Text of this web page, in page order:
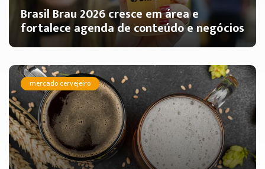
Brasil Brau 2026 cresce em área e
fortalece agenda de conteúdo e negócios
mercado cervejeiro